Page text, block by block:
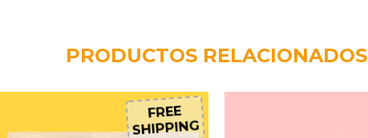
PRODUCTOS RELACIONADOS
FREE
SHIPPING